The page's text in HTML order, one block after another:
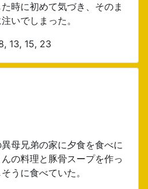
時に初めて気づき、そのま
いでしまった。
13, 15, 23
母兄弟の家に夕食を食べに
の料理と豚骨スープを作っ
うに食べていた。